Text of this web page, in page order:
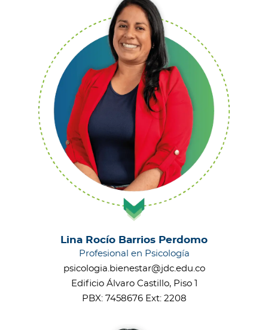
Lina Rocío Barrios Perdomo
Profesional en Psicología
psicologia.bienestar@jdc.edu.co
Edificio Álvaro Castillo, Piso 1
PBX: 7458676 Ext: 2208